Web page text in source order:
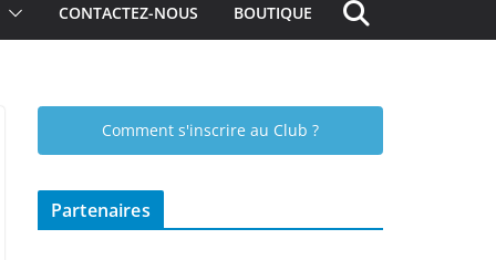
CONTACTEZ-NOUS BOUTIQUE
Comment s'inscrire au Club ?
Partenaires